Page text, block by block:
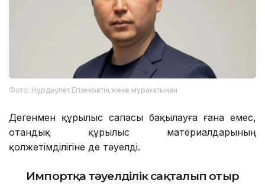
Фото: Нұрдәулет Егізековтің жеке мұрағатынан
Дегенмен құрылыс сапасы бақылауға ғана емес,
отандық құрылыс материалдарының
қолжетімділігіне де тәуелді.
Импортқа тәуелділік сақталып отыр